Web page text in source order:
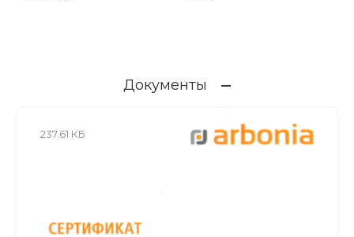
Документы
237.61 КБ